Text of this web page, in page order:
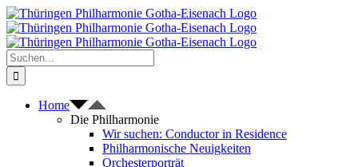
Zum
Inhalt
springen
Suche
nach:
Home
Die Philharmonie
Wir suchen: Conductor in Residence
Philharmonische Neuigkeiten
Orchesterporträt